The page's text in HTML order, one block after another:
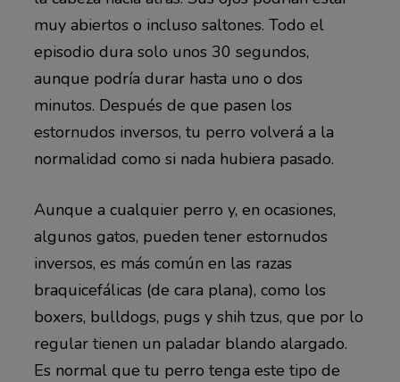
muy abiertos o incluso saltones. Todo el
episodio dura solo unos 30 segundos,
aunque podría durar hasta uno o dos
minutos. Después de que pasen los
estornudos inversos, tu perro volverá a la
normalidad como si nada hubiera pasado.
Aunque a cualquier perro y, en ocasiones,
algunos gatos, pueden tener estornudos
inversos, es más común en las razas
braquicefálicas (de cara plana), como los
boxers, bulldogs, pugs y shih tzus, que por lo
regular tienen un paladar blando alargado.
Es normal que tu perro tenga este tipo de